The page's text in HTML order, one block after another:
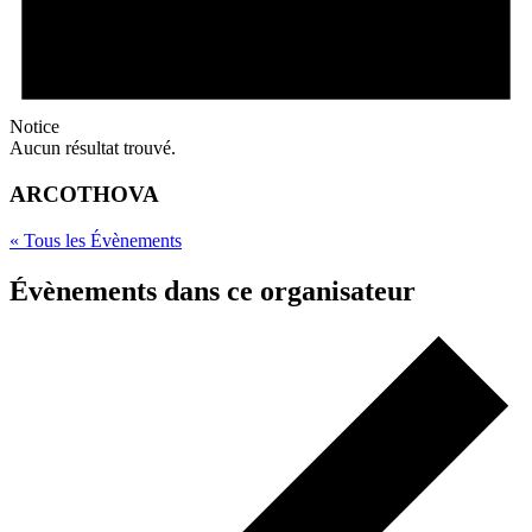
Notice
Aucun résultat trouvé.
ARCOTHOVA
« Tous les Évènements
Évènements dans ce organisateur